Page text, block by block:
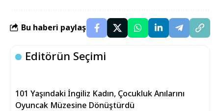
Bu haberi paylaş
Editörün Seçimi
101 Yaşındaki İngiliz Kadın, Çocukluk Anılarını
Oyuncak Müzesine Dönüştürdü